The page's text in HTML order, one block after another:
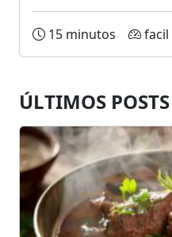
15 minutos facil
ÚLTIMOS